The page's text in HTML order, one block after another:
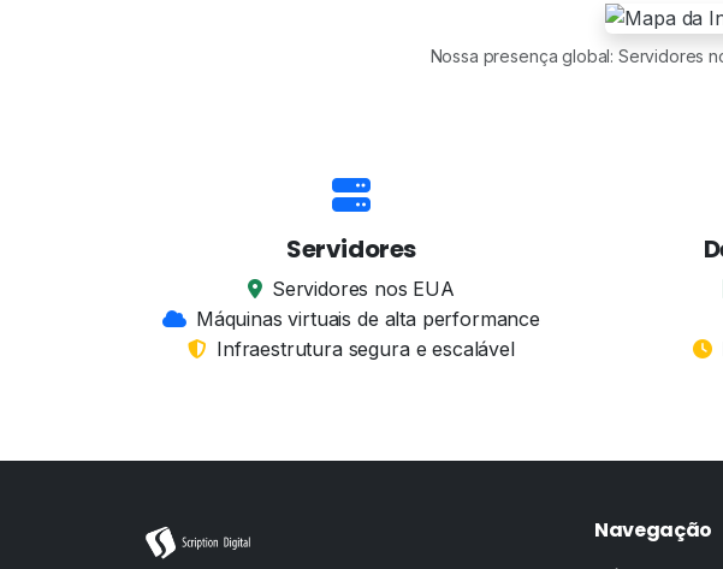
Nossa presença global: Servidores
Servidores
Servidores nos EUA
Máquinas virtuais de alta performance
Infraestrutura segura e escalável
Navegação